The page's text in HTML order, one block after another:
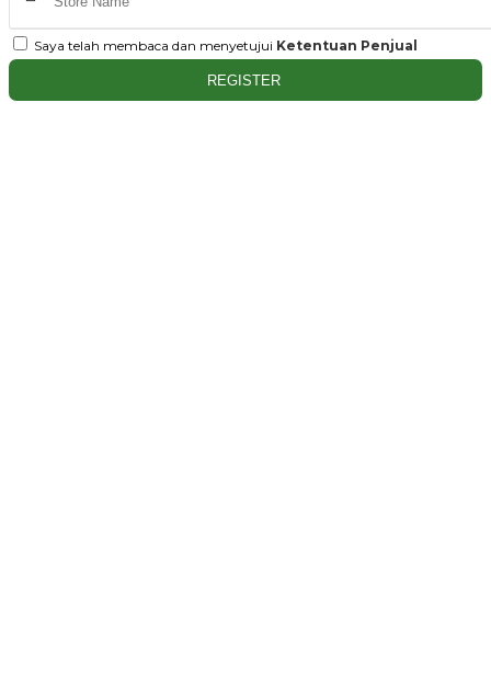
Saya telah membaca dan menyetujui Ketentuan Penjual
REGISTER